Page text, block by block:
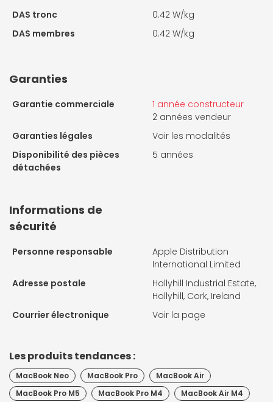
DAS tronc
0.42 W/kg
DAS membres
0.42 W/kg
Garanties
Garantie commerciale
1 année constructeur
2 années vendeur
Garanties légales
Voir les modalités
Disponibilité des pièces
détachées
5 années
Informations de
sécurité
Personne responsable
Apple Distribution
International Limited
Adresse postale
Hollyhill Industrial Estate,
Hollyhill, Cork, Ireland
Courrier électronique
Voir la page
Les produits tendances :
MacBook Neo MacBook Pro
MacBook Air
MacBook Pro M5
MacBook Pro M4 MacBook Air M4